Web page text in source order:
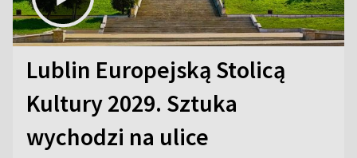
Lublin Europejską Stolicą
Kultury 2029. Sztuka
wychodzi na ulice